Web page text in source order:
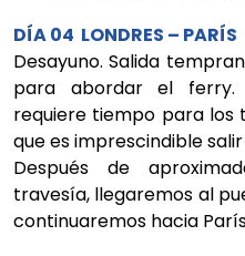
DÍA 04 LONDRES – PARÍS
Desayuno. Salida
para abordar el ferry.
requiere tiempo para los
que es imprescindible
Después de
travesía, llegaremos al
continuaremos hacia